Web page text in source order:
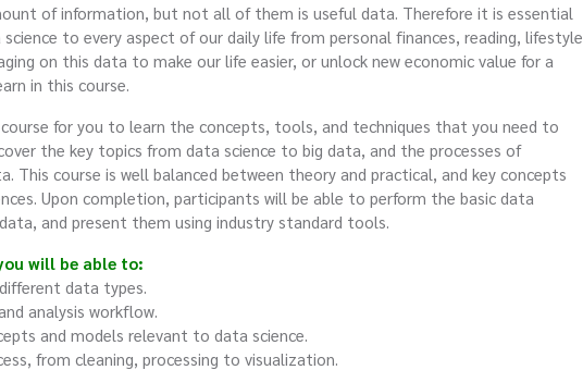
of information, but not all of them is useful data. Therefore it is essential
to every aspect of our daily life from personal finances, reading, lifestyle
on this data to make our life easier, or unlock new economic value for a
in this course.
for you to learn the concepts, tools, and techniques that you need to
the key topics from data science to big data, and the processes of
This course is well balanced between theory and practical, and key concepts
Upon completion, participants will be able to perform the basic data
and present them using industry standard tools.
will be able to:
data types.
analysis workflow.
and models relevant to data science.
from cleaning, processing to visualization.